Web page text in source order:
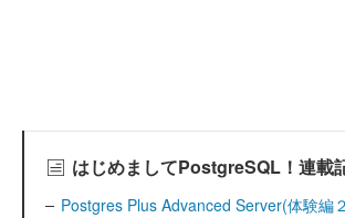
はじめましてPostgreSQL！連載
Postgres Plus Advanced Server(体験編